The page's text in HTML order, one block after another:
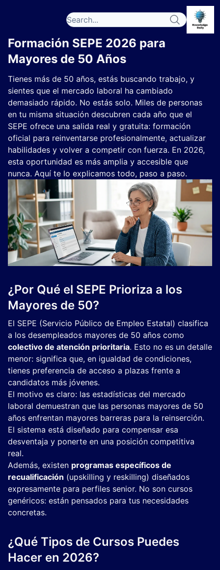
Formación SEPE 2026 para
Mayores de 50 Años
Tienes más de 50 años, estás buscando trabajo, y
sientes que el mercado laboral ha cambiado
demasiado rápido. No estás solo. Miles de personas
en tu misma situación descubren cada año que el
SEPE ofrece una salida real y gratuita: formación
oficial para reinventarse profesionalmente, actualizar
habilidades y volver a competir con fuerza. En 2026,
esta oportunidad es más amplia y accesible que
nunca. Aquí te lo explicamos todo, paso a paso.
¿Por Qué el SEPE Prioriza a los
Mayores de 50?
El SEPE (Servicio Público de Empleo Estatal) clasifica
a los desempleados mayores de 50 años como
colectivo de atención prioritaria. Esto no es un detalle
menor: significa que, en igualdad de condiciones,
tienes preferencia de acceso a plazas frente a
candidatos más jóvenes.
El motivo es claro: las estadísticas del mercado
laboral demuestran que las personas mayores de 50
años enfrentan mayores barreras para la reinserción.
El sistema está diseñado para compensar esa
desventaja y ponerte en una posición competitiva
real.
Además, existen programas específicos de
recualificación (upskilling y reskilling) diseñados
expresamente para perfiles senior. No son cursos
genéricos: están pensados para tus necesidades
concretas.
¿Qué Tipos de Cursos Puedes
Hacer en 2026?